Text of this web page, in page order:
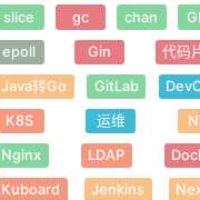
slice gc chan
epoll Gin 代码
Java转Go GitLab
K8S 运维
Nginx LDAP
Kuboard Jenkins